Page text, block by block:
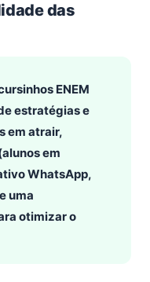
das
ENEM
estratégias e
em atrair,
em
WhatsApp,
uma
otimizar o